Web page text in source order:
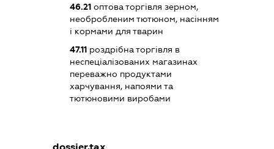
46.21 оптова торгівля зерном,
необробленим тютюном, насінням
і кормами для тварин
47.11 роздрібна торгівля в
неспеціалізованих магазинах
переважно продуктами
харчування, напоями та
тютюновими виробами